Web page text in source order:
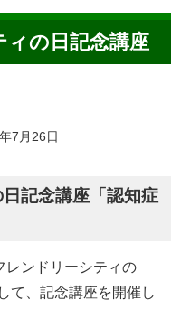
の日記念講座
7月26日
記念講座「認知症
レンドリーシティの
て、記念講座を開催し